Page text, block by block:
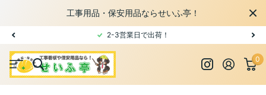
工事用品・保安用品ならせいふ亭！
2-3営業日で出荷！
0